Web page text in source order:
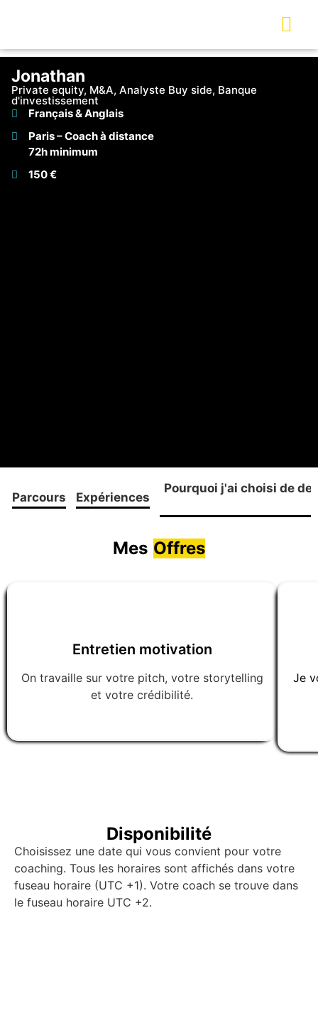
Jonathan
Private equity, M&A, Analyste Buy side, Banque
d'investissement
Français & Anglais
Paris – Coach à distance
72h minimum
150 €
Parcours Expériences
Pourquoi j'ai choisi de
Mes Offres
Entretien motivation
On travaille sur votre pitch, votre storytelling
et votre crédibilité.
Je
Disponibilité
Choisissez une date qui vous convient pour votre
coaching. Tous les horaires sont affichés dans votre
fuseau horaire (UTC +1). Votre coach se trouve dans
le fuseau horaire UTC +2.